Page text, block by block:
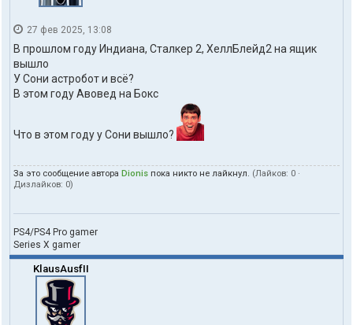
27 фев 2025, 13:08
В прошлом году Индиана, Сталкер 2, ХеллБлейд2 на ящик
вышло
У Сони астробот и всё?
В этом году Авовед на Бокс
Что в этом году у Сони вышло?
За это сообщение автора Dionis пока никто не лайкнул. (Лайков: 0 ·
Дизлайков: 0)
PS4/PS4 Pro gamer
Series X gamer
KlausAusfII